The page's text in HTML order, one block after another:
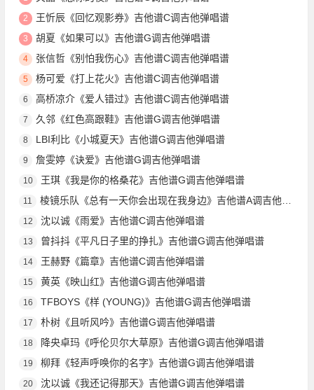
2 王忻辰《回忆观影券》吉他谱C调吉他弹唱谱
3 胡夏《如果可以》吉他谱G调吉他弹唱谱
4 张信哲《别怕我伤心》吉他谱C调吉他弹唱谱
5 杨可爱《打上花火》吉他谱C调吉他弹唱谱
6 高桥凉介《爱人错过》吉他谱C调吉他弹唱谱
7 久邻《红色高跟鞋》吉他谱G调吉他弹唱谱
8 LBI利比《小城夏天》吉他谱G调吉他弹唱谱
9 詹雯婷《诀爱》吉他谱G调吉他弹唱谱
10 王琪《我是你的格桑花》吉他谱G调吉他弹唱谱
11 棱镜乐队《总有一天你会出现在我身边》吉他谱A调吉他弹唱谱
12 沈以诚《雨爱》吉他谱C调吉他弹唱谱
13 曾抖抖《平凡日子里的挣扎》吉他谱G调吉他弹唱谱
14 王赫野《篇章》吉他谱C调吉他弹唱谱
15 黄英《映山红》吉他谱G调吉他弹唱谱
16 TFBOYS《样 (YOUNG)》吉他谱G调吉他弹唱谱
17 朴树《且听风吟》吉他谱G调吉他弹唱谱
18 降央卓玛《呼伦贝尔大草原》吉他谱G调吉他弹唱谱
19 柳拜《轻声呼唤你的名字》吉他谱G调吉他弹唱谱
20 沈以诚《我还记得那天》吉他谱G调吉他弹唱谱